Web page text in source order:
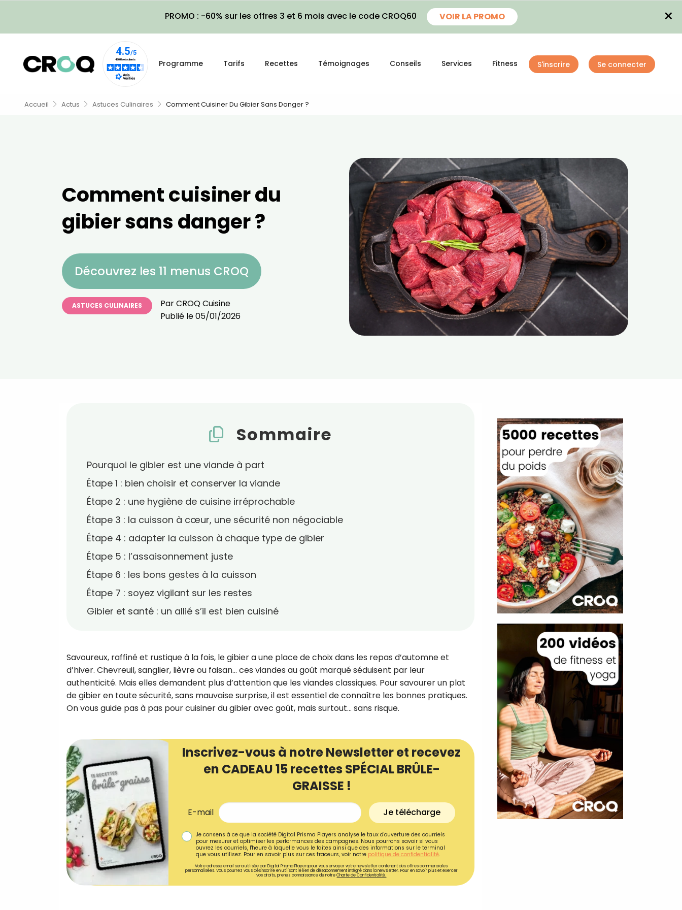
PROMO : -60% sur les offres 3 et 6 mois avec le code CROQ60 VOIR LA PROMO ×
Programme Tarifs Recettes Témoignages Conseils Services Fitness S'inscrire Se connecter
Accueil Actus Astuces Culinaires Comment Cuisiner Du Gibier Sans Danger ?
Comment cuisiner du
gibier sans danger ?
Découvrez les 11 menus CROQ
ASTUCES CULINAIRES ParCROQ Cuisine
Publié le05/01/2026
Sommaire
Pourquoi le gibier est une viande à part
Étape 1 : bien choisir et conserver la viande
Étape 2 : une hygiène de cuisine irréprochable
Étape 3 : la cuisson à cœur, une sécurité non négociable
Étape 4 : adapter la cuisson à chaque type de gibier
Étape 5 : l’assaisonnement juste
Étape 6 : les bons gestes à la cuisson
Étape 7 : soyez vigilant sur les restes
Gibier et santé : un allié s’il est bien cuisiné
Savoureux, raffiné et rustique à la fois, le gibier a une place de choix dans les repas d’automne et
d’hiver. Chevreuil, sanglier, lièvre ou faisan… ces viandes au goût marqué séduisent par leur
authenticité. Mais elles demandent plus d’attention que les viandes classiques. Pour savourer un plat
de gibier en toute sécurité, sans mauvaise surprise, il est essentiel de connaître les bonnes pratiques.
On vous guide pas à pas pour cuisiner du gibier avec goût, mais surtout… sans risque.
Inscrivez-vous à notre Newsletter et recevez
en CADEAU 15 recettes SPÉCIAL BRÛLE-
GRAISSE !
E-mail Je télécharge
Je consens à ce que la société Digital Prisma Players analyse le taux d'ouverture des courriels
pour mesurer et optimiser les performances des campagnes. Nous pourrons savoir si vous
ouvrez les courriels, l'heure à laquelle vous le faites ainsi que des informations sur le terminal
que vous utilisez. Pour en savoir plus sur ces traceurs, voir notre politique de confidentialité.
Votre adresse email sera utilisée par Digital Prisma Playerspour vous envoyer votre newsletter contenant des offres commerciales
personnalisées. Vous pourrez vous désinscrire en utilisant le lien de désabonnement intégré dans la newsletter. Pour en savoir plus et exercer
vos droits, prenez connaissance de notreCharte de Confidentialité.
Recevez gratuitement 180
recettes inédites de CROQ
!